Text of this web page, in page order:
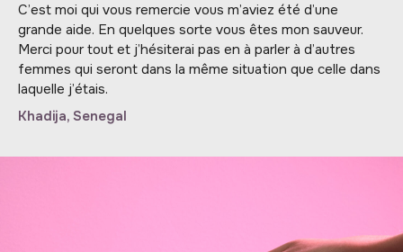
C’est moi qui vous remercie vous m’aviez été d’une
grande aide. En quelques sorte vous êtes mon sauveur.
Merci pour tout et j’hésiterai pas en à parler à d’autres
femmes qui seront dans la même situation que celle dans
laquelle j’étais.
Khadija, Senegal